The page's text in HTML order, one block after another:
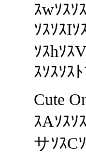
ｽwｿｽｿ
ｿｽｿｽIｿ
ｿｽhｿｽ
ｽｿｽｿｽ
Cute
ｽAｿｽｿ
サｿｽC